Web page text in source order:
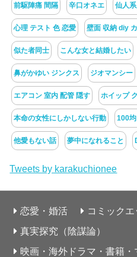
前駆陣痛 間隔 辛口オネエ 仙人
心理 テスト 色 恋愛 壁面 収納 diy
似た者同士 こんな女と結婚したい
鼻がかゆい ジンクス ジオマンシー
エアコン 室内 配管 隠す ホイップ
本命の女性にしかしない行動 100
他愛もない話 夢中になれること
Tweets by karakuchionee
恋愛・婚活 コミックエ
真実探究（陰謀論）
映画・海外ドラマ・書籍・